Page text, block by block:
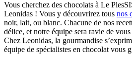
Vous cherchez des chocolats à Le
Leonidas ! Vous y découvrirez tous nos
noir, lait, ou blanc. Chacune de nos
délice, et notre équipe sera ravie de
Chez Leonidas, la gourmandise
équipe de spécialistes en chocolat vous